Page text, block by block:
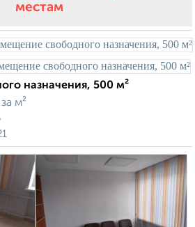
местам
назначения, 500 м²
за м²